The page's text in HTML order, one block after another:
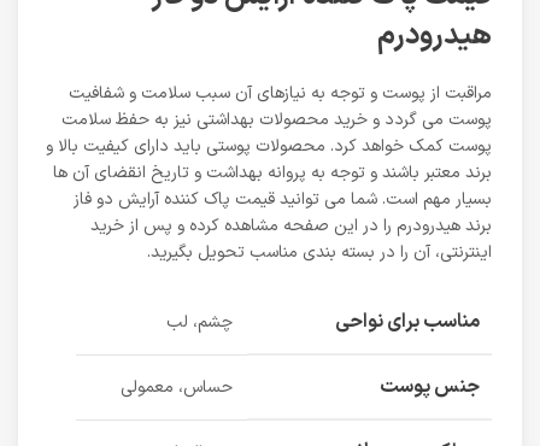
هیدرودرم
مراقبت از پوست و توجه به نیازهای آن سبب سلامت و شفافیت
پوست می گردد و خرید محصولات بهداشتی نیز به حفظ سلامت
پوست کمک خواهد کرد. محصولات پوستی باید دارای کیفیت بالا و
برند معتبر باشند و توجه به پروانه بهداشت و تاریخ انقضای آن ها
بسیار مهم است. شما می توانید قیمت پاک کننده آرایش دو فاز
برند هیدرودرم را در این صفحه مشاهده کرده و پس از خرید
اینترنتی، آن را در بسته بندی مناسب تحویل بگیرید.
مناسب برای نواحی چشم، لب
جنس پوست حساس، معمولی